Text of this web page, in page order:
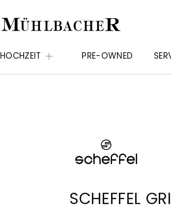
HOCHZEIT PRE-OWNED
SCHEFFEL